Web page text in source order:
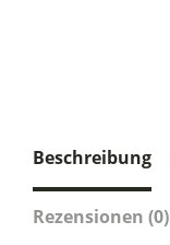
Beschreibung
Rezensionen (0)